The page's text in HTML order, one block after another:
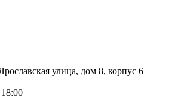
улица, дом 8, корпус 6